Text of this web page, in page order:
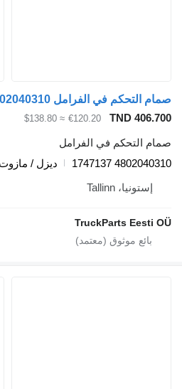
TND
€120.20
≈ $138.80
التحكم في الفرامل
4802040310
ديزل / مازوت
إستونيا، Tallinn
TruckParts Eesti